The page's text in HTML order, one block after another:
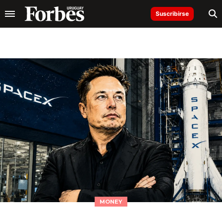
Suscribirse
MONEY